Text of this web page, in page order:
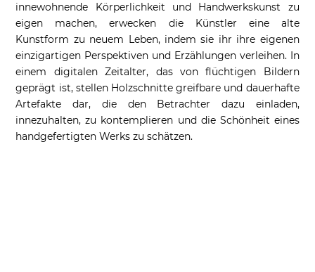
innewohnende Körperlichkeit und Handwerkskunst zu
eigen machen, erwecken die Künstler eine alte
Kunstform zu neuem Leben, indem sie ihr ihre eigenen
einzigartigen Perspektiven und Erzählungen verleihen. In
einem digitalen Zeitalter, das von flüchtigen Bildern
geprägt ist, stellen Holzschnitte greifbare und dauerhafte
Artefakte dar, die den Betrachter dazu einladen,
innezuhalten, zu kontemplieren und die Schönheit eines
handgefertigten Werks zu schätzen.